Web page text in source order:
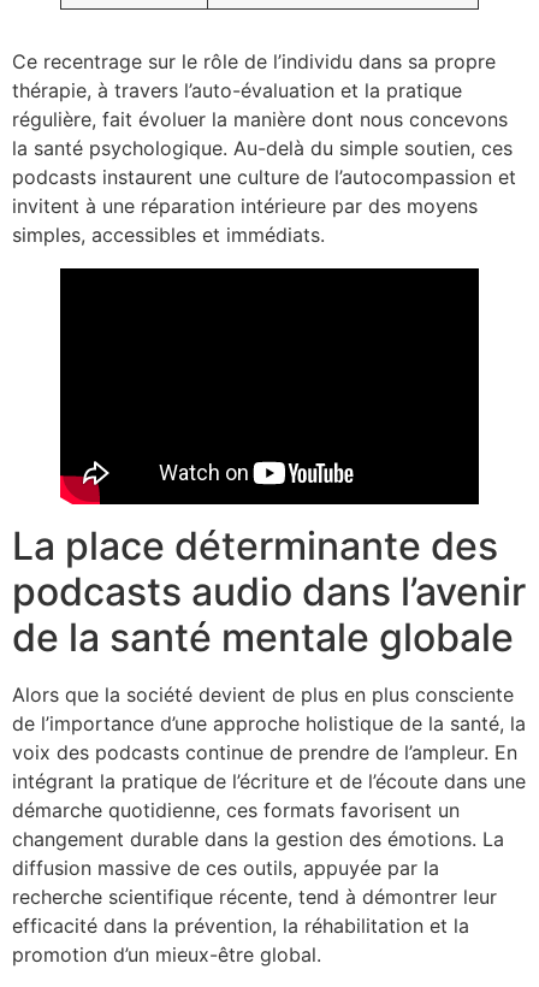
Ce recentrage sur le rôle de l’individu dans sa propre
thérapie, à travers l’auto-évaluation et la pratique
régulière, fait évoluer la manière dont nous concevons
la santé psychologique. Au-delà du simple soutien, ces
podcasts instaurent une culture de l’autocompassion et
invitent à une réparation intérieure par des moyens
simples, accessibles et immédiats.
La place déterminante des
podcasts audio dans l’avenir
de la santé mentale globale
Alors que la société devient de plus en plus consciente
de l’importance d’une approche holistique de la santé, la
voix des podcasts continue de prendre de l’ampleur. En
intégrant la pratique de l’écriture et de l’écoute dans une
démarche quotidienne, ces formats favorisent un
changement durable dans la gestion des émotions. La
diffusion massive de ces outils, appuyée par la
recherche scientifique récente, tend à démontrer leur
efficacité dans la prévention, la réhabilitation et la
promotion d’un mieux-être global.